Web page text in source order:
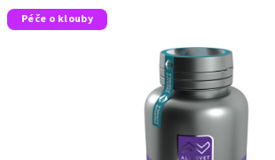
produktu
hvězdiček.
Péče o klouby